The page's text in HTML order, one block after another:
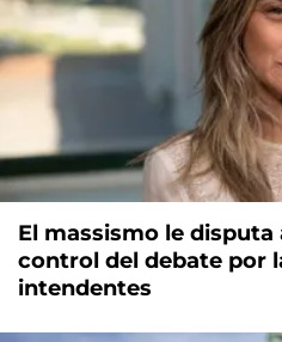
El massismo le
control del debate por
intendentes